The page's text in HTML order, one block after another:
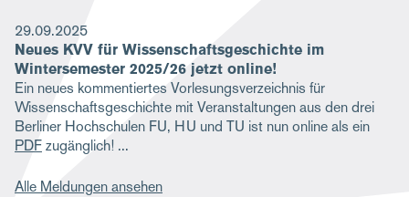
29.09.2025
Neues KVV für Wissenschaftsgeschichte im
Wintersemester 2025/26 jetzt online!
Ein neues kommentiertes Vorlesungsverzeichnis für
Wissenschaftsgeschichte mit Veranstaltungen aus den drei
Berliner Hochschulen FU, HU und TU ist nun online als ein
PDFzugänglich!
Alle Meldungen ansehen